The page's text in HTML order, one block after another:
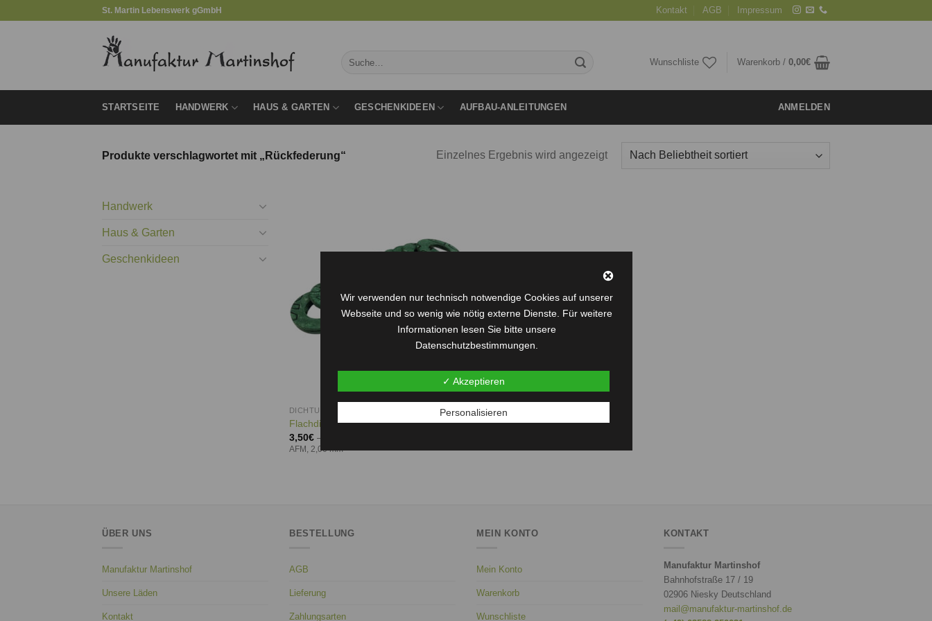
St. Martin Lebenswerk gGmbH Kontakt AGB Impressum
Wunschliste Warenkorb / 0,00€
STARTSEITE HANDWERK HAUS & GARTEN GESCHENKIDEEN AUFBAU-ANLEITUNGEN ANMELDEN
Produkte verschlagwortet mit „Rückfederung“ Einzelnes Ergebnis wird angezeigt
Handwerk
Haus & Garten
Geschenkideen
Wunschliste
DICHTUNGEN
Flachdichtung AFM, 2 mm
3,50€–
AFM, 2,00 mm
ÜBER UNS
Manufaktur Martinshof
Unsere Läden
Kontakt
BESTELLUNG
AGB
Lieferung
Zahlungsarten
MEIN KONTO
Mein Konto
Warenkorb
Wunschliste
KONTAKT
Manufaktur Martinshof
Bahnhofstraße 17 / 19
02906 Niesky Deutschland
mail@manufaktur-martinshof.de
Wir verwenden nur technisch notwendige Cookies auf unserer
Webseite und so wenig wie nötig externe Dienste. Für weitere
Informationen lesen Sie bitte unsere
Datenschutzbestimmungen.
✓ Akzeptieren
Personalisieren